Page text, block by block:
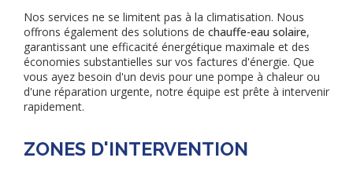
Nos services ne se limitent pas à la climatisation. Nous
offrons également des solutions de chauffe-eau solaire,
garantissant une efficacité énergétique maximale et des
économies substantielles sur vos factures d'énergie. Que
vous ayez besoin d'un devis pour une pompe à chaleur ou
d'une réparation urgente, notre équipe est prête à intervenir
rapidement.
ZONES D'INTERVENTION